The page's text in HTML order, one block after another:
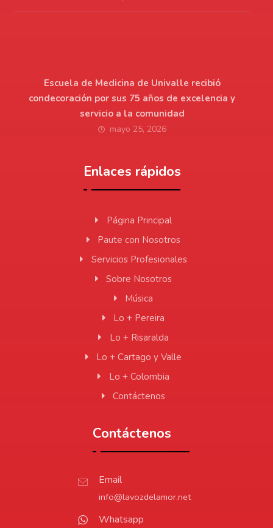
Escuela de Medicina de Univalle recibió
condecoración por sus 75 años de excelencia y
servicio a la comunidad
mayo 25, 2026
Enlaces rápidos
Página Principal
Paute con Nosotros
Servicios Profesionales
Sobre Nosotros
Música
Lo + Pereira
Lo + Risaralda
Lo + Cartago y Valle
Lo + Colombia
Contáctenos
Contáctenos
Email
info@lavozdelamor.net
Whatsapp